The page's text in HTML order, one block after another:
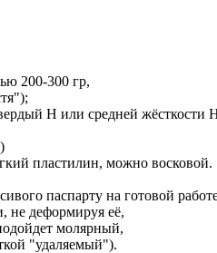
200-300 гр,
H или средней
пластилин, можно восковой.
паспарту на готовой
не деформируя её,
молярный,
"удаляемый").